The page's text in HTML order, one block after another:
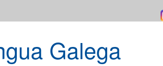
Galega